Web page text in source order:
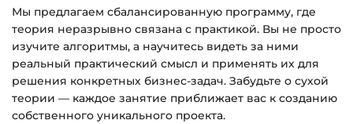
Доступ к курсам: без ограничений по
времени.
Подробнее об оплате и безопасности — в
справке >>>
Вопросы?Пишите наinfo@siluette.com.ua
Мы предлагаем сбалансированную программу, где
теория неразрывно связана с практикой. Вы не просто
изучите алгоритмы, а научитесь видеть за ними
реальный практический смысл и применять их для
решения конкретных бизнес-задач. Забудьте о сухой
теории — каждое занятие приближает вас к созданию
собственного уникального проекта.